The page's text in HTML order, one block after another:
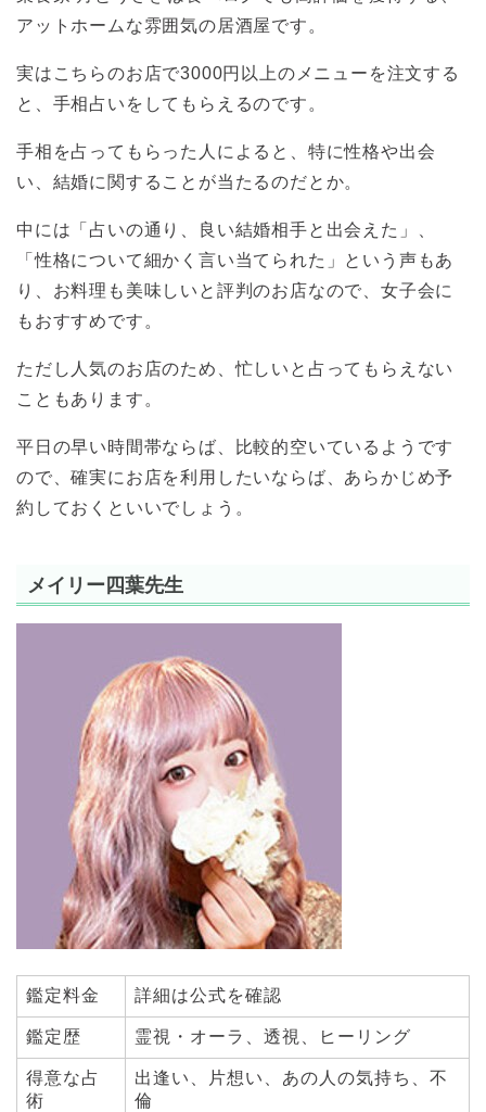
アットホームな雰囲気の居酒屋です。
実はこちらのお店で3000円以上のメニューを注文する
と、手相占いをしてもらえるのです。
手相を占ってもらった人によると、特に性格や出会
い、結婚に関することが当たるのだとか。
中には「占いの通り、良い結婚相手と出会えた」、
「性格について細かく言い当てられた」という声もあ
り、お料理も美味しいと評判のお店なので、女子会に
もおすすめです。
ただし人気のお店のため、忙しいと占ってもらえない
こともあります。
平日の早い時間帯ならば、比較的空いているようです
ので、確実にお店を利用したいならば、あらかじめ予
約しておくといいでしょう。
メイリー四葉先生
鑑定料金 詳細は公式を確認
鑑定歴 霊視・オーラ、透視、ヒーリング
得意な占
術
出逢い、片想い、あの人の気持ち、不
倫